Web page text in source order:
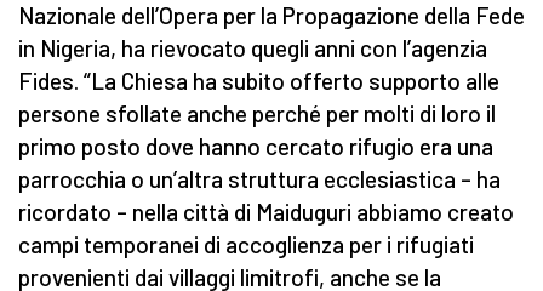
Nazionale dell’Opera per la Propagazione della Fede
in Nigeria, ha rievocato quegli anni con l’agenzia
Fides. “La Chiesa ha subito offerto supporto alle
persone sfollate anche perché per molti di loro il
primo posto dove hanno cercato rifugio era una
parrocchia o un’altra struttura ecclesiastica – ha
ricordato – nella città di Maiduguri abbiamo creato
campi temporanei di accoglienza per i rifugiati
provenienti dai villaggi limitrofi, anche se la